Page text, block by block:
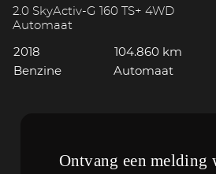
2.0 SkyActiv-G 160 TS+ 4WD
Automaat
2018
104.860 km
Benzine
Automaat
Ontvang een melding